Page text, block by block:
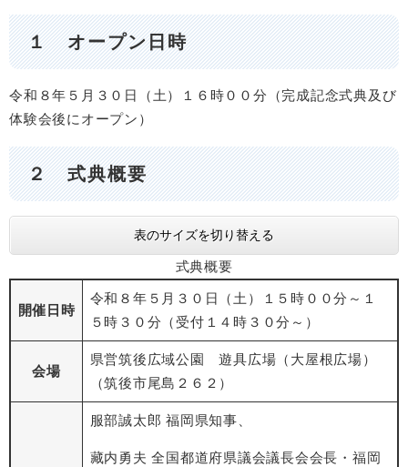
１ オープン日時
令和８年５月３０日（土）１６時００分（完成記念式典及び
体験会後にオープン）
２ 式典概要
表のサイズを切り替える
式典概要
開催日時
令和８年５月３０日（土）１５時００分～１
５時３０分（受付１４時３０分～）
会場
県営筑後広域公園 遊具広場（大屋根広場）
（筑後市尾島２６２）
服部誠太郎 福岡県知事、
藏内勇夫 全国都道府県議会議長会会長・福岡